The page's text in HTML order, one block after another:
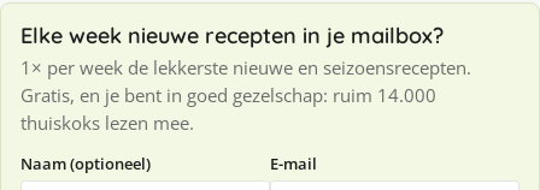
Elke week nieuwe recepten in je mailbox?
1× per week de lekkerste nieuwe en seizoensrecepten.
Gratis, en je bent in goed gezelschap: ruim 14.000
thuiskoks lezen mee.
Naam (optioneel) E-mail